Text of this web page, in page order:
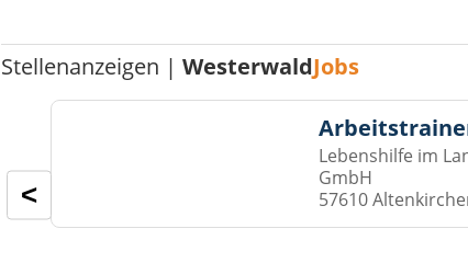
Stellenanzeigen |WesterwaldJobs
Lebenshilfe im
GmbH
57610
<